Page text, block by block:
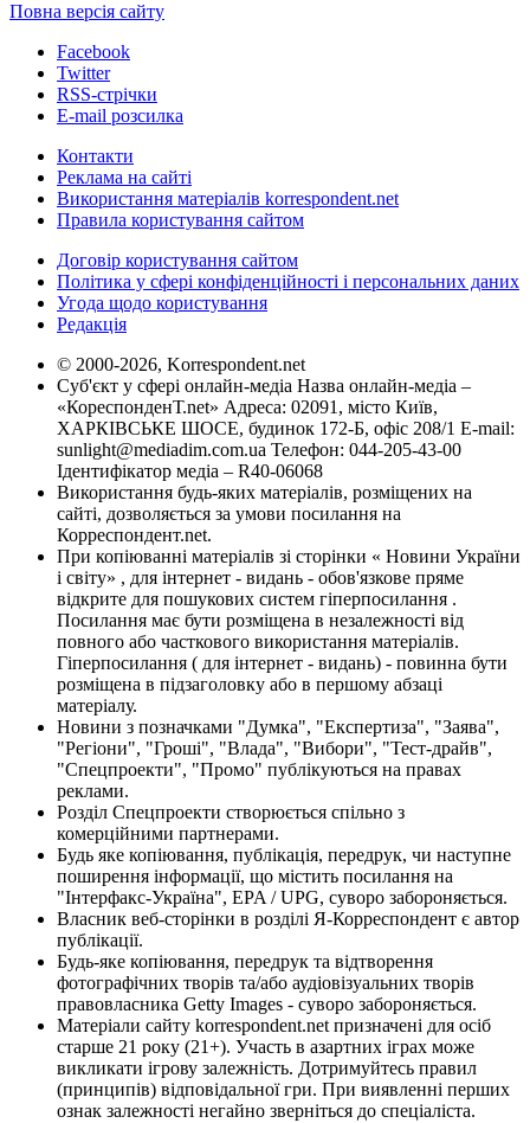
Повна версія сайту
Facebook
Twitter
RSS-стрічки
E-mail розсилка
Контакти
Реклама на сайті
Використання матеріалів korrespondent.net
Правила користування сайтом
Договір користування сайтом
Політика у сфері конфіденційності і персональних даних
Угода щодо користування
Редакція
© 2000-2026, Korrespondent.net
Суб'єкт у сфері онлайн-медіа Назва онлайн-медіа –
«КореспонденТ.net» Адреса: 02091, місто Київ,
ХАРКІВСЬКЕ ШОСЕ, будинок 172-Б, офіс 208/1 E-mail:
sunlight@mediadim.com.ua Телефон: 044-205-43-00
Ідентифікатор медіа – R40-06068
Використання будь-яких матеріалів, розміщених на
сайті, дозволяється за умови посилання на
Корреспондент.net.
При копіюванні матеріалів зі сторінки « Новини України
і світу» , для інтернет - видань - обов'язкове пряме
відкрите для пошукових систем гіперпосилання .
Посилання має бути розміщена в незалежності від
повного або часткового використання матеріалів.
Гіперпосилання ( для інтернет - видань) - повинна бути
розміщена в підзаголовку або в першому абзаці
матеріалу.
Новини з позначками "Думка", "Експертиза", "Заява",
"Регіони", "Гроші", "Влада", "Вибори", "Тест-драйв",
"Спецпроекти", "Промо" публікуються на правах
реклами.
Розділ Спецпроекти створюється спільно з
комерційними партнерами.
Будь яке копіювання, публікація, передрук, чи наступне
поширення інформації, що містить посилання на
"Інтерфакс-Україна", EPA / UPG, суворо забороняється.
Власник веб-сторінки в розділі Я-Корреспондент є автор
публікації.
Будь-яке копіювання, передрук та відтворення
фотографічних творів та/або аудіовізуальних творів
правовласника Getty Images - суворо забороняється.
Матеріали сайту korrespondent.net призначені для осіб
старше 21 року (21+). Участь в азартних іграх може
викликати ігрову залежність. Дотримуйтесь правил
(принципів) відповідальної гри. При виявленні перших
ознак залежності негайно зверніться до спеціаліста.